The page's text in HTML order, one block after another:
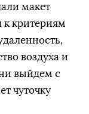
макет
к критериям
воздуха и
выйдем с
чуточку